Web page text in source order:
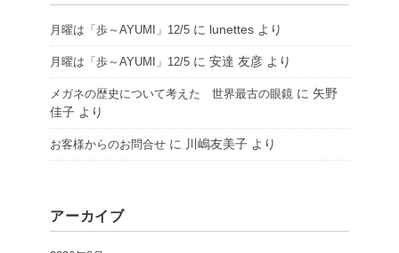
月曜は「歩～AYUMI」12/5 に lunettes より
月曜は「歩～AYUMI」12/5 に 安達 友彦 より
メガネの歴史について考えた 世界最古の眼鏡 に 矢野
佳子 より
お客様からのお問合せ に 川嶋友美子 より
アーカイブ